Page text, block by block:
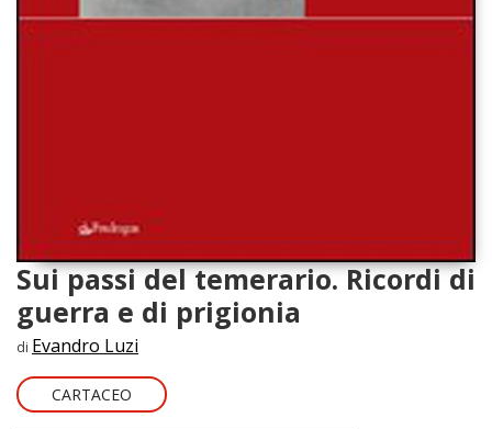
Sui passi del temerario. Ricordi di
guerra e di prigionia
di Evandro Luzi
CARTACEO